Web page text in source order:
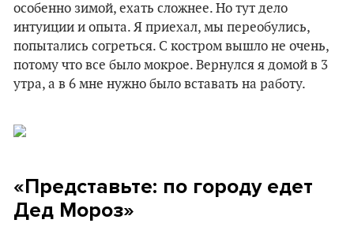
особенно зимой, ехать сложнее. Но тут дело
интуиции и опыта. Я приехал, мы переобулись,
попытались согреться. С костром вышло не очень,
потому что все было мокрое. Вернулся я домой в 3
утра, а в 6 мне нужно было вставать на работу.
«Представьте: по городу едет
Дед Мороз»